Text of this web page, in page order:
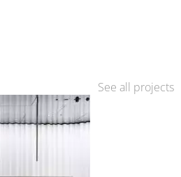
See all projects